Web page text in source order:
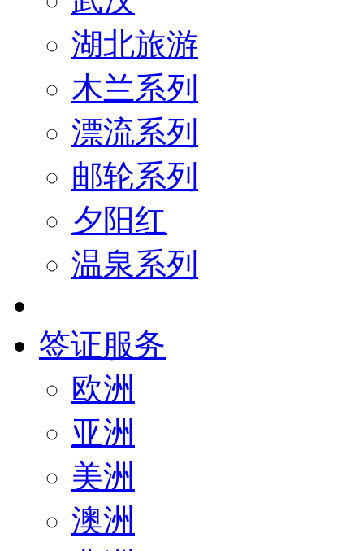
湖北旅游
木兰系列
漂流系列
邮轮系列
夕阳红
温泉系列
签证服务
欧洲
亚洲
美洲
澳洲